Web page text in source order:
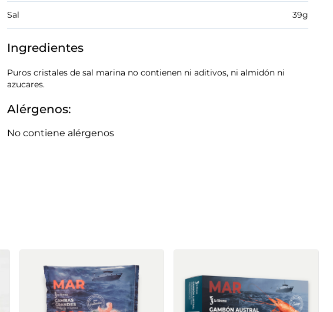
Sal 39g
Ingredientes
Puros cristales de sal marina no contienen ni aditivos, ni almidón ni
azucares.
Alérgenos:
No contiene alérgenos